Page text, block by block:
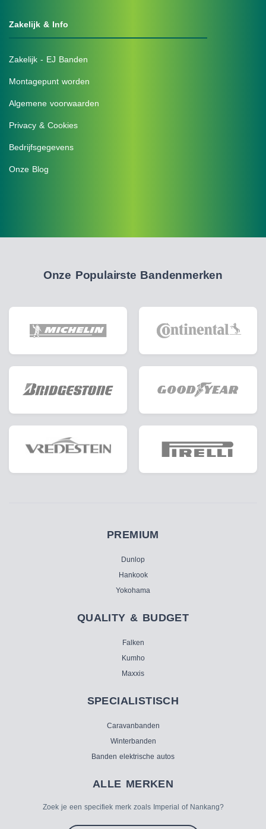
Zakelijk & Info
Zakelijk - EJ Banden
Montagepunt worden
Algemene voorwaarden
Privacy & Cookies
Bedrijfsgegevens
Onze Blog
Onze Populairste Bandenmerken
PREMIUM
Dunlop
Hankook
Yokohama
QUALITY & BUDGET
Falken
Kumho
Maxxis
SPECIALISTISCH
Caravanbanden
Winterbanden
Banden elektrische autos
ALLE MERKEN
Zoek je een specifiek merk zoals Imperial of Nankang?